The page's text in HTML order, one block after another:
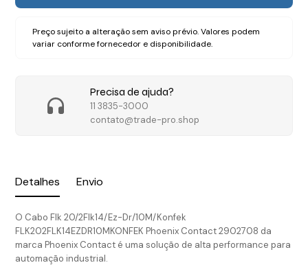
Detalhes Envio
O Cabo Flk 20/2Flk14/Ez-Dr/10M/Konfek
FLK202FLK14EZDR10MKONFEK Phoenix Contact 2902708 da
marca Phoenix Contact é uma solução de alta performance para
automação industrial.
Preço sujeito a alteração sem aviso prévio. Valores podem
variar conforme fornecedor e disponibilidade.
Precisa de ajuda?
11 3835-3000
contato@trade-pro.shop